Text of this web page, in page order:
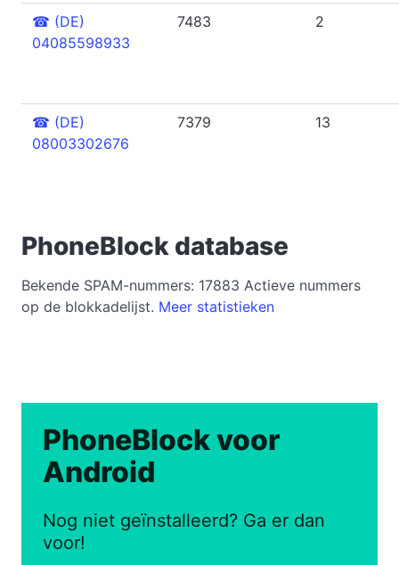
☎ (DE)
04085598933
7483 2
☎ (DE)
08003302676
7379 13
PhoneBlock database
Bekende SPAM-nummers: 17883 Actieve nummers
op de blokkadelijst. Meer statistieken
PhoneBlock voor
Android
Nog niet geïnstalleerd? Ga er dan
voor!